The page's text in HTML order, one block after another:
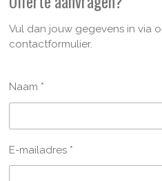
Vul dan jouw gegevens in via
contactformulier.
Naam *
E-mailadres *